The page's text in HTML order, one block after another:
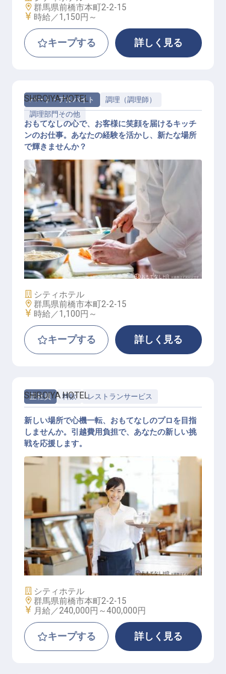
勤務地
群馬県前橋市本町2-2-15
給与
時給／1,150円～
キープする 詳しく見る
パート・アルバイト
調理（調理師）
調理部門その他
キッチンスタッフ（アルバイト）
SHIROIYA HOTEL
おもてなしの心で、お客様に笑顔を届けるキッチ
ンのお仕事。あなたの経験を活かし、新たな場所
で輝きませんか？
施設業態
シティホテル
勤務地
群馬県前橋市本町2-2-15
給与
時給／1,100円～
キープする 詳しく見る
正社員 料飲 レストランサービス
レストランサービススタッフ
SHIROIYA HOTEL
新しい場所で心機一転、おもてなしのプロを目指
しませんか。引越費用負担で、あなたの新しい挑
戦を応援します。
施設業態
シティホテル
勤務地
群馬県前橋市本町2-2-15
給与
月給／240,000円～400,000円
キープする 詳しく見る